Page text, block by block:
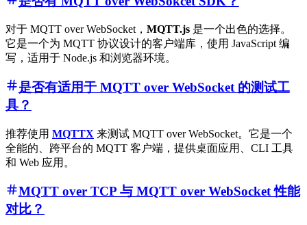
对于 MQTT over WebSocket， MQTT.js 是一个出色的选择。
它是一个为 MQTT 协议设计的客户端库，使用 JavaScript 编
写，适用于 Node.js 和浏览器环境。
是否有适用于 MQTT over WebSocket 的测试工
具？
推荐使用 MQTTX 来测试 MQTT over WebSocket。它是一个
全能的、跨平台的 MQTT 客户端，提供桌面应用、CLI 工具
和 Web 应用。
MQTT over TCP 与 MQTT over WebSocket 性能
对比？